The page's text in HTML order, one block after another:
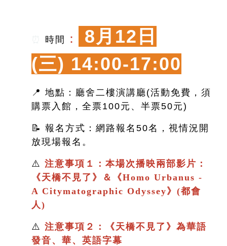
時間 ：
8月12日
(三) 14:00-17:00
📍 地點：廳舍二樓演講廳(活動免費，須
購票入館，全票100元、半票50元)
📝 報名方式：網路報名50名，視情況開
放現場報名。
⚠️ 注意事項１：本場次播映兩部影片：
《天橋不見了 》＆ 《Homo Urbanus -
A Citymatographic Odyssey》(都會
人)
⚠️ 注意事項２： 《天橋不見了 》 為華語
發音、華、英語字幕